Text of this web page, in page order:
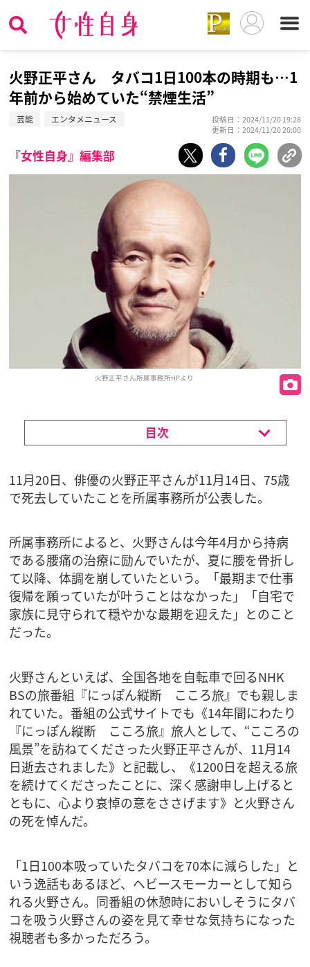
火野正平さん タバコ1日100本の時期も…1
年前から始めていた“禁煙生活”
芸能 エンタメニュース
投稿日：2024/11/20 19:28
更新日：2024/11/20 20:00
『女性自身』編集部
火野正平さん所属事務所HPより
目次
11月20日、俳優の火野正平さんが11月14日、75歳
で死去していたことを所属事務所が公表した。
所属事務所によると、火野さんは今年4月から持病
である腰痛の治療に励んでいたが、夏に腰を骨折し
て以降、体調を崩していたという。「最期まで仕事
復帰を願っていたが叶うことはなかった」「自宅で
家族に見守られて穏やかな最期を迎えた」とのこと
だった。
火野さんといえば、全国各地を自転車で回るNHK
BSの旅番組『にっぽん縦断 こころ旅』でも親しま
れていた。番組の公式サイトでも《14年間にわたり
『にっぽん縦断 こころ旅』旅人として、“こころの
風景”を訪ねてくださった火野正平さんが、11月14
日逝去されました》と記載し、《1200日を超える旅
を続けてくださったことに、深く感謝申し上げると
ともに、心より哀悼の意をささげます》と火野さん
の死を悼んだ。
「1日100本吸っていたタバコを70本に減らした」と
いう逸話もあるほど、ヘビースモーカーとして知ら
れる火野さん。同番組の休憩時においしそうにタバ
コを吸う火野さんの姿を見て幸せな気持ちになった
視聴者も多かっただろう。